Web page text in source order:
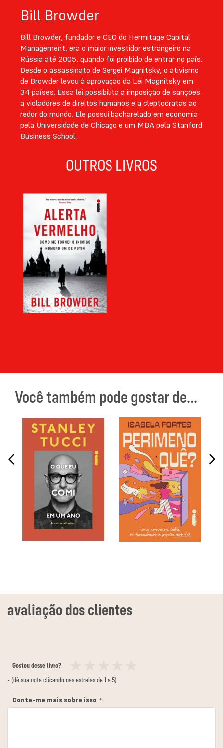
Bill Browder
Bill Browder, fundador e CEO do Hermitage Capital
Management, era o maior investidor estrangeiro na
Rússia até 2005, quando foi proibido de entrar no país.
Desde o assassinato de Sergei Magnitsky, o ativismo
de Browder levou à aprovação da Lei Magnitsky em
34 países. Essa lei possibilita a imposição de sanções
a violadores de direitos humanos e a cleptocratas ao
redor do mundo. Ele possui bacharelado em economia
pela Universidade de Chicago e um MBA pela Stanford
Business School.
OUTROS LIVROS
Você também pode gostar de...
Gostou desse livro?
12
3
4
5
- (dê sua nota clicando nas estrelas de 1 a 5)
Conte-me mais sobre isso